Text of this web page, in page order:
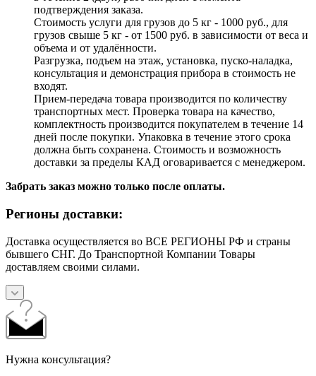
подтверждения заказа.
Стоимость услуги для грузов до 5 кг - 1000 руб., для
грузов свыше 5 кг - от 1500 руб. в зависимости от веса и
объема и от удалённости.
Разгрузка, подъем на этаж, установка, пуско-наладка,
консультация и демонстрация прибора в стоимость не
входят.
Прием-передача товара производится по количеству
транспортных мест. Проверка товара на качество,
комплектность производится покупателем в течение 14
дней после покупки. Упаковка в течение этого срока
должна быть сохранена. Стоимость и возможность
доставки за пределы КАД оговаривается с менеджером.
Забрать заказ можно только после оплаты.
Регионы доставки:
Доставка осуществляется во ВСЕ РЕГИОНЫ РФ и страны
бывшего СНГ. До Транспортной Компании Товары
доставляем своими силами.
Нужна консультация?